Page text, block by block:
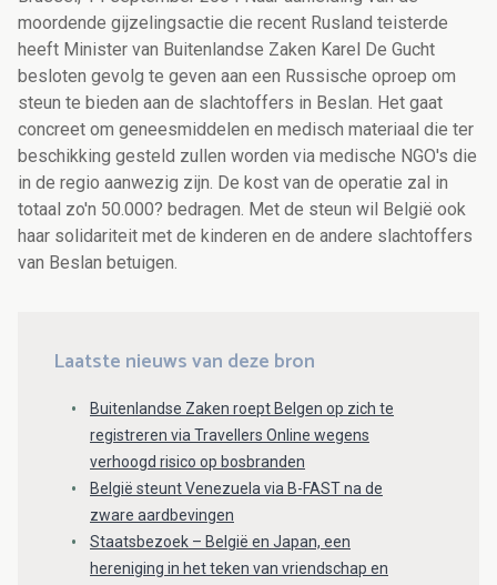
moordende gijzelingsactie die recent Rusland teisterde
heeft Minister van Buitenlandse Zaken Karel De Gucht
besloten gevolg te geven aan een Russische oproep om
steun te bieden aan de slachtoffers in Beslan. Het gaat
concreet om geneesmiddelen en medisch materiaal die ter
beschikking gesteld zullen worden via medische NGO's die
in de regio aanwezig zijn. De kost van de operatie zal in
totaal zo'n 50.000? bedragen. Met de steun wil België ook
haar solidariteit met de kinderen en de andere slachtoffers
van Beslan betuigen.
Laatste nieuws van deze bron
Buitenlandse Zaken roept Belgen op zich te
registreren via Travellers Online wegens
verhoogd risico op bosbranden
België steunt Venezuela via B-FAST na de
zware aardbevingen
Staatsbezoek – België en Japan, een
hereniging in het teken van vriendschap en